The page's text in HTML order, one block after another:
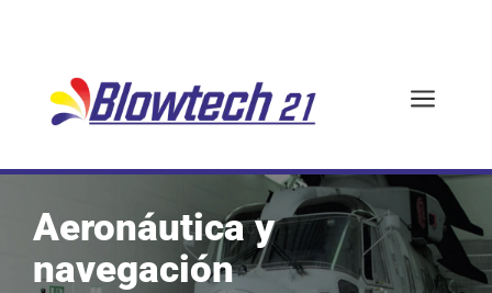
a
Aeronáutica y
navegación